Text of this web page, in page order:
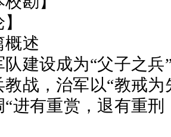
概述
队建设成为“父子之兵
教战，治军以“教戒为
“进有重赏，退有重刑